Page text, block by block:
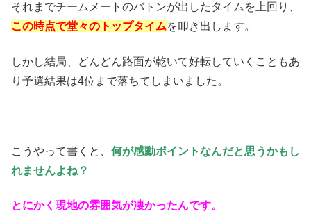
それまでチームメートのバトンが出したタイムを上回り、
この時点で堂々のトップタイムを叩き出します。
しかし結局、どんどん路面が乾いて好転していくこともあ
り予選結果は4位まで落ちてしまいました。
こうやって書くと、 何が感動ポイントなんだと思うかもし
れませんよね？
とにかく現地の雰囲気が凄かったんです。